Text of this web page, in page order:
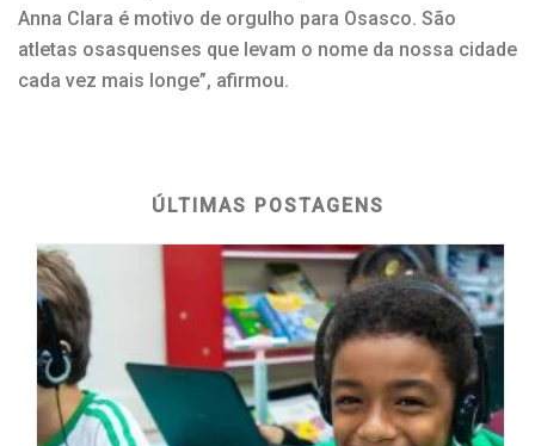
Anna Clara é motivo de orgulho para Osasco. São
atletas osasquenses que levam o nome da nossa cidade
cada vez mais longe”, afirmou.
ÚLTIMAS POSTAGENS